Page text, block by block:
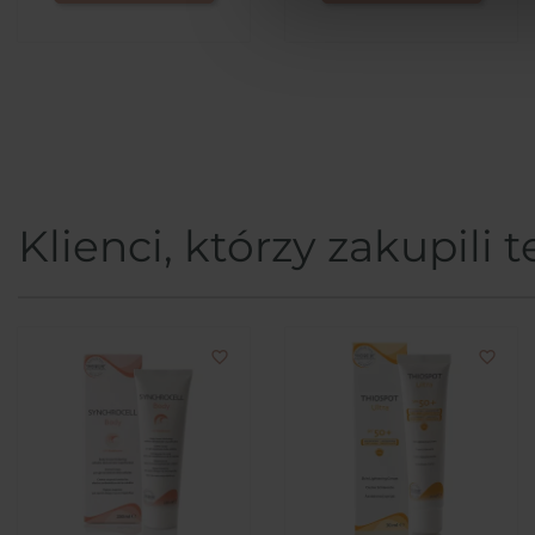
Klienci, którzy zakupili
favorite_border favorite_border